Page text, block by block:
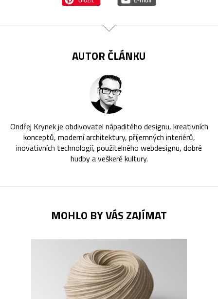
AUTOR ČLÁNKU
Ondřej Krynek je obdivovatel nápaditého designu, kreativních
konceptů, moderní architektury, příjemných interiérů,
inovativních technologií, použitelného webdesignu, dobré
hudby a veškeré kultury.
MOHLO BY VÁS ZAJÍMAT